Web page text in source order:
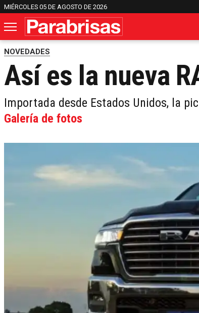
MIÉRCOLES 05 DE AGOSTO DE 2026
NOVEDADES
Así es la nueva
Importada desde Estados Unidos, la
Galería de fotos